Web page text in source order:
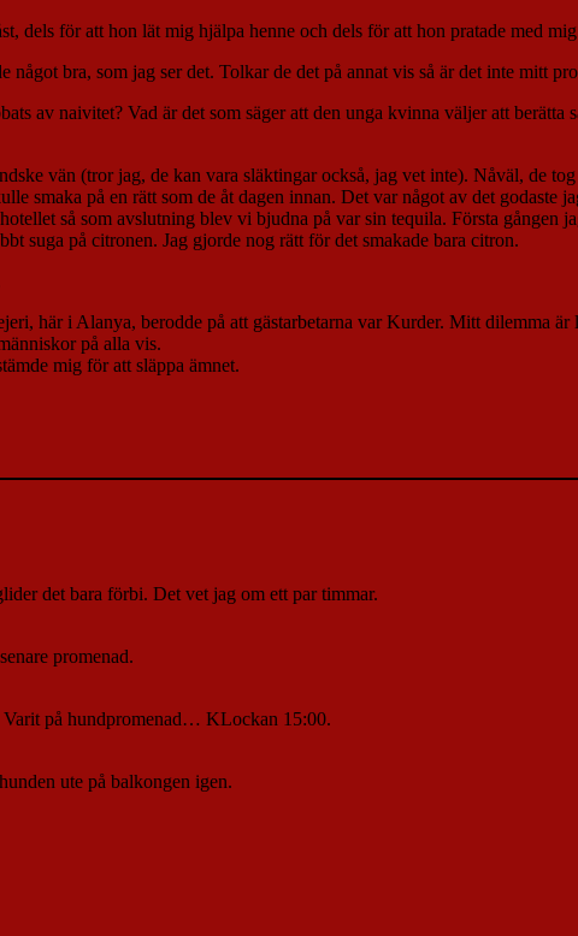
dels för att hon lät mig hjälpa henne och dels för att hon pratade med
bra, som jag ser det. Tolkar de det på annat vis så är det inte mitt
av naivitet? Vad är det som säger att den unga kvinna väljer att
vän (tror jag, de kan vara släktingar också, jag vet inte). Nåväl, de
smaka på en rätt som de åt dagen innan. Det var något av det
så som avslutning blev vi bjudna på var sin tequila. Första gången
suga på citronen. Jag gjorde nog rätt för det smakade bara citron.
här i Alanya, berodde på att gästarbetarna var Kurder. Mitt dilemma
på alla vis.
mig för att släppa ämnet.
det bara förbi. Det vet jag om ett par timmar.
promenad.
Varit på hundpromenad… KLockan 15:00.
ute på balkongen igen.